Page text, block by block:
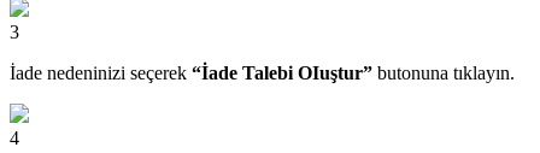
3
İade nedeninizi seçerek “İade Talebi OIuştur” butonuna tıklayın.
4